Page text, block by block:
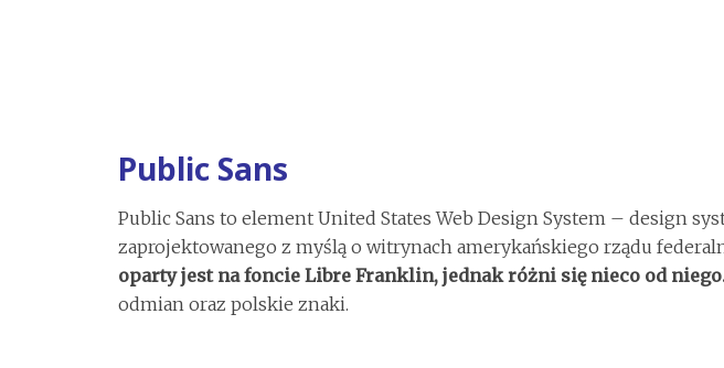
Public Sans
Public Sans to element United States Web Design System – design
zaprojektowanego z myślą o witrynach amerykańskiego rządu
oparty jest na foncie Libre Franklin, jednak różni się nieco od
odmian oraz polskie znaki.